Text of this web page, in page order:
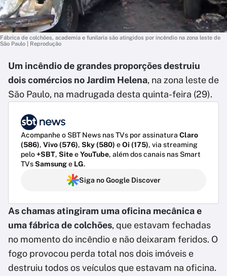
Fábrica de colchões, academia e funilaria são atingidos por incêndio na zona leste de
São Paulo | Reprodução
Um incêndio de grandes proporções destruiu
dois comércios no Jardim Helena, na zona leste de
São Paulo, na madrugada desta quinta-feira (29).
Acompanhe o SBT News nas TVs por assinatura Claro
(586), Vivo (576), Sky (580) eOi (175), via streaming
pelo+SBT, SiteeYouTube, além dos canais nas Smart
TVsSamsunge LG.
Siga no Google Discover
As chamas atingiram uma oficina mecânica e
uma fábrica de colchões, que estavam fechadas
no momento do incêndio e não deixaram feridos. O
fogo provocou perda total nos dois imóveis e
destruiu todos os veículos que estavam na oficina.